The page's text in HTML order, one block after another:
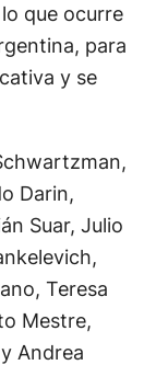
que ocurre
para
y se
Darin,
Suar, Julio
Teresa
Mestre,
Andrea